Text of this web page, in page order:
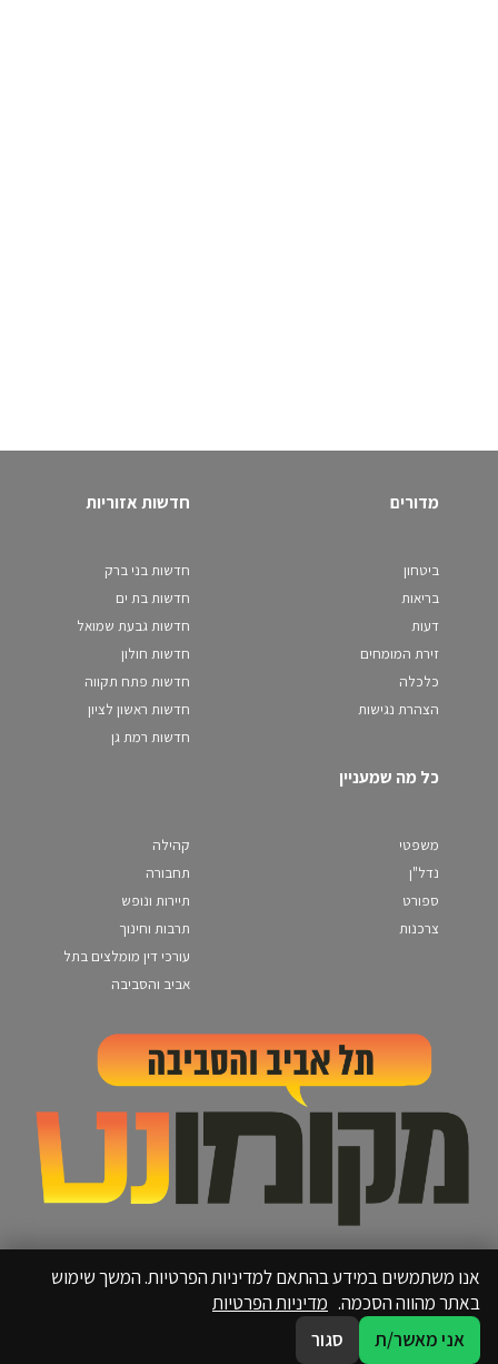
מדורים
ביטחון
בריאות
דעות
זירת המומחים
כלכלה
הצהרת נגישות
חדשות אזוריות
חדשות בני ברק
חדשות בת ים
חדשות גבעת שמואל
חדשות חולון
חדשות פתח תקווה
חדשות ראשון לציון
חדשות רמת גן
כל מה שמעניין
משפטי
נדל"ן
ספורט
צרכנות
קהילה
תחבורה
תיירות ונופש
תרבות וחינוך
עורכי דין מומלצים בתל
אביב והסביבה
אנו משתמשים במידע בהתאם למדיניות הפרטיות. המשך שימוש
באתר מהווה הסכמה. מדיניות הפרטיות
אני מאשר/ת
סגור